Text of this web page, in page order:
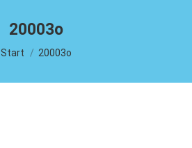
20003o
Start 20003o